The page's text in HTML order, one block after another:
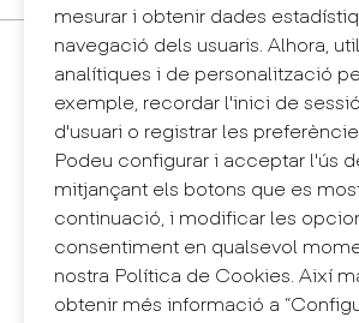
mesurar i obtenir dades
navegació dels usuaris. Alhora,
analítiques i de personalització
exemple, recordar l'inici de
d'usuari o registrar les
Podeu configurar i acceptar l'ús
mitjançant els botons que es
continuació, i modificar les
consentiment en qualsevol
nostra Política de Cookies. Així
obtenir més informació a
Contacte
+34 932 030 923
info@eina.cat
Eina Sentmenat
Passeig Santa Eulàlia, 25
08017 Barcelona
+34 672 31 86 57
Eina Bosc